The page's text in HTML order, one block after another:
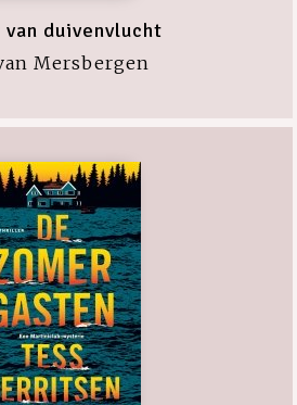
van duivenvlucht
Mersbergen